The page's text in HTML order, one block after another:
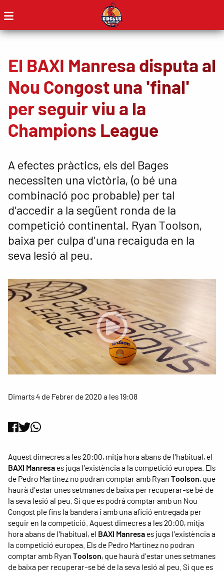
El BAXI Manresa disputa al
Nou Congost una 'final'
per seguir viu a la
Champions League
A efectes pràctics, els del Bages
necessiten una victòria, (o bé una
combinació poc probable) per tal
d'accedir a la següent ronda de la
competició continental. Ryan Toolson,
baixa per culpa d'una recaiguda en la
seva lesió al peu.
Dimarts 4 de Febrer de 2020 a les 19:08
Aquest dimecres a les 20:00, mitja hora abans de l'habitual, el
BAXI Manresaes juga l'existència a la competició europea. Els
de Pedro Martínez no podran comptar amb Ryan Toolson, que
haurà d'estar unes setmanes de baixa per recuperar-se bé de
la seva lesió al peu. Sí que es podrà comptar amb un Nou
Congost ple fins la bandera i amb una afició entregada per
seguir en la competició. Aquest dimecres a les 20:00, mitja
hora abans de l'habitual, el BAXI Manresaes juga l'existència a
la competició europea. Els de Pedro Martínez no podran
comptar amb Ryan Toolson, que haurà d'estar unes setmanes
de baixa per recuperar-se bé de la seva lesió al peu. Sí que es